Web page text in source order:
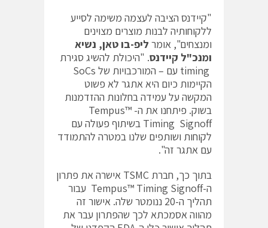
"קיידנס הציבה לעצמה משימה לסייע
ללקוחותיה לבנות מוצרים מצוינים
ומנצחים", אומר ליפ-בו טאן, נשיא
ומנכ"ל קיידנס. "היכולת להשיג סגירת
timing עם – המורכבויות של SoCs
הקיימות כיום היא אתגר לא פשוט
המקשה על עמידה בחלונות ההזדמנות
בשוק. פיתחנו את ה- Tempus™
Timing Signoff בשיתוף פעולה עם
לקוחות ושותפים שלנו במטרה להתמודד
עם אתגר זה".
בתוך כך, חברת TSMC אישרה את פתרון
ה-Tempus™ Timing Signoff עבור
תהליך ה-20 ננומטר שלה. אישור זה
מהווה אסמכתא לכך שהפתרון עבר את